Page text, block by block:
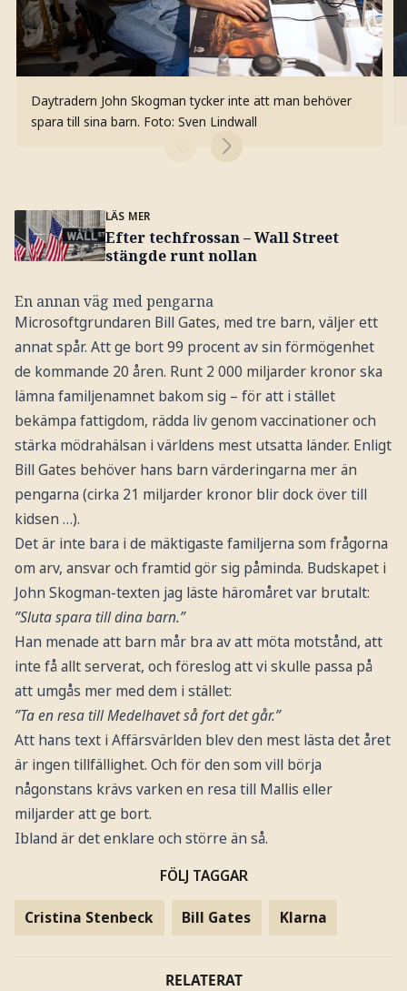
Daytradern John Skogman tycker inte att man behöver
spara till sina barn. Foto: Sven Lindwall
LÄS MER
Efter techfrossan – Wall Street
stängde runt nollan
En annan väg med pengarna
Microsoftgrundaren Bill Gates, med tre barn, väljer ett
annat spår. Att ge bort 99 procent av sin förmögenhet
de kommande 20 åren. Runt 2 000 miljarder kronor ska
lämna familjenamnet bakom sig – för att i stället
bekämpa fattigdom, rädda liv genom vaccinationer och
stärka mödrahälsan i världens mest utsatta länder. Enligt
Bill Gates behöver hans barn värderingarna mer än
pengarna (cirka 21 miljarder kronor blir dock över till
kidsen …).
Det är inte bara i de mäktigaste familjerna som frågorna
om arv, ansvar och framtid gör sig påminda. Budskapet i
John Skogman-texten jag läste häromåret var brutalt:
”Sluta spara till dina barn.”
Han menade att barn mår bra av att möta motstånd, att
inte få allt serverat, och föreslog att vi skulle passa på
att umgås mer med dem i stället:
”Ta en resa till Medelhavet så fort det går.”
Att hans text i Affärsvärlden blev den mest lästa det året
är ingen tillfällighet. Och för den som vill börja
någonstans krävs varken en resa till Mallis eller
miljarder att ge bort.
Ibland är det enklare och större än så.
FÖLJ TAGGAR
Cristina Stenbeck Bill Gates Klarna
RELATERAT